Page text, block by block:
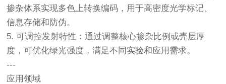
掺杂体系实现多色上转换编码，用于高密度光学标记、
信息存储和防伪。
5. 可调控发射特性：通过调整核心掺杂比例或壳层厚
度，可优化绿光强度，满足不同实验和应用需求。
---
应用领域